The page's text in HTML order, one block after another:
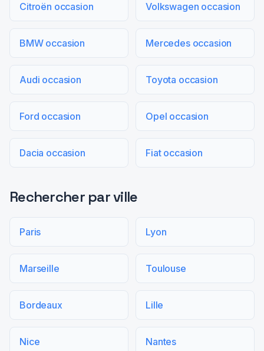
Citroën occasion Volkswagen occasion
BMW occasion Mercedes occasion
Audi occasion Toyota occasion
Ford occasion Opel occasion
Dacia occasion Fiat occasion
Rechercher par ville
Paris Lyon
Marseille Toulouse
Bordeaux Lille
Nice Nantes